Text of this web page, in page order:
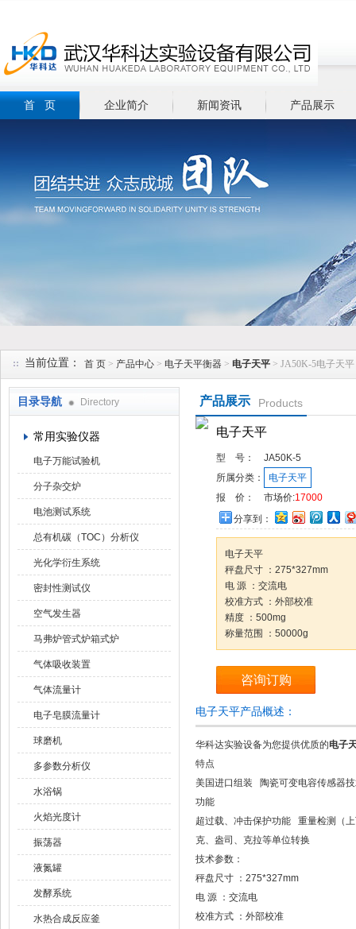
首 页 企业简介 新闻资讯 产品展示
当前位置： 首 页 > 产品中心 > 电子天平衡器 > 电子天平 > JA50K-5电子天平
目录导航 Directory
常用实验仪器
电子万能试验机
分子杂交炉
电池测试系统
总有机碳（TOC）分析仪
光化学衍生系统
密封性测试仪
空气发生器
马弗炉管式炉箱式炉
气体吸收装置
气体流量计
电子皂膜流量计
球磨机
多参数分析仪
水浴锅
火焰光度计
振荡器
液氮罐
发酵系统
水热合成反应釜
产品展示 Products
电子天平
型 号：
JA50K-5
所属分类：
电子天平
报 价：
市场价:17000
分享到：
电子天平
秤盘尺寸 ：275*327mm
电 源 ：交流电
校准方式 ：外部校准
精度 ：500mg
称量范围 ：50000g
咨询订购
电子天平产品概述：
华科达实验设备为您提供优质的电子
特点
美国进口组装 陶瓷可变电容传感器
功能
超过载、冲击保护功能 重量检测（
克、盎司、克拉等单位转换
技术参数：
秤盘尺寸 ：275*327mm
电 源 ：交流电
校准方式 ：外部校准